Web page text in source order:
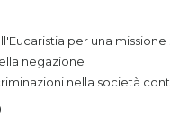
per una
negazione
nella società